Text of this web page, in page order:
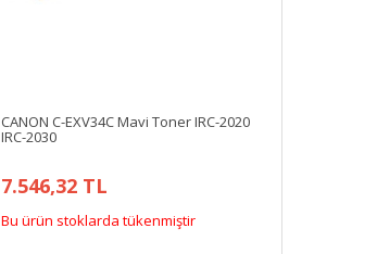
CANON C-EXV34C Mavi Toner IRC-2020
IRC-2030
7.546,32 TL
Bu ürün stoklarda tükenmiştir